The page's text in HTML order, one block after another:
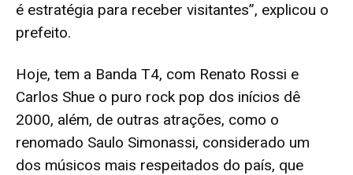
é estratégia para receber visitantes”, explicou o
prefeito.
Hoje, tem a Banda T4, com Renato Rossi e
Carlos Shue o puro rock pop dos inícios dê
2000, além, de outras atrações, como o
renomado Saulo Simonassi, considerado um
dos músicos mais respeitados do país, que